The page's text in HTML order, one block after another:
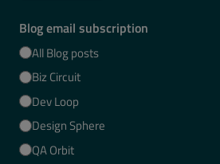
Blog email subscription
All Blog posts
Biz Circuit
Dev Loop
Design Sphere
QA Orbit